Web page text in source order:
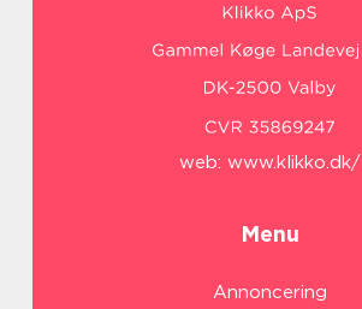
web: www.klikko.dk/
Menu
Annoncering